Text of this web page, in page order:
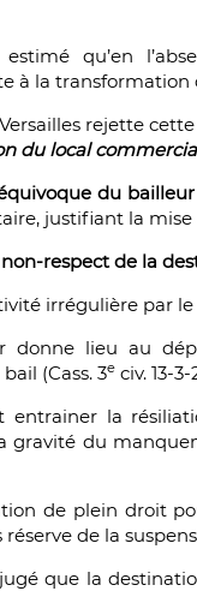
qu’en
à la transformation
rejette
du local
du bailleur
justifiant la
respect de la
irrégulière par
donne lieu au
(Cass. 3eciv. 13-
entrainer la
gravité du
de plein droit
de la
que la